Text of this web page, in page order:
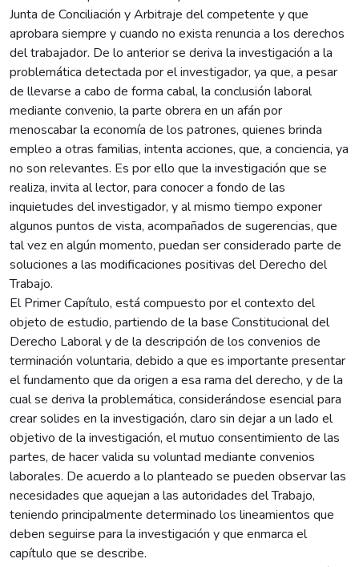
Junta de Conciliación y Arbitraje del competente y que
aprobara siempre y cuando no exista renuncia a los derechos
del trabajador. De lo anterior se deriva la investigación a la
problemática detectada por el investigador, ya que, a pesar
de llevarse a cabo de forma cabal, la conclusión laboral
mediante convenio, la parte obrera en un afán por
menoscabar la economía de los patrones, quienes brinda
empleo a otras familias, intenta acciones, que, a conciencia, ya
no son relevantes. Es por ello que la investigación que se
realiza, invita al lector, para conocer a fondo de las
inquietudes del investigador, y al mismo tiempo exponer
algunos puntos de vista, acompañados de sugerencias, que
tal vez en algún momento, puedan ser considerado parte de
soluciones a las modificaciones positivas del Derecho del
Trabajo.
El Primer Capítulo, está compuesto por el contexto del
objeto de estudio, partiendo de la base Constitucional del
Derecho Laboral y de la descripción de los convenios de
terminación voluntaria, debido a que es importante presentar
el fundamento que da origen a esa rama del derecho, y de la
cual se deriva la problemática, considerándose esencial para
crear solides en la investigación, claro sin dejar a un lado el
objetivo de la investigación, el mutuo consentimiento de las
partes, de hacer valida su voluntad mediante convenios
laborales. De acuerdo a lo planteado se pueden observar las
necesidades que aquejan a las autoridades del Trabajo,
teniendo principalmente determinado los lineamientos que
deben seguirse para la investigación y que enmarca el
capítulo que se describe.